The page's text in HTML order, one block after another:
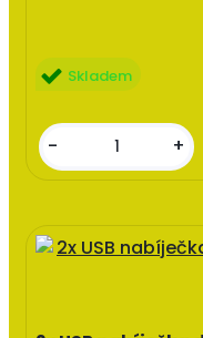
Skladem
- +